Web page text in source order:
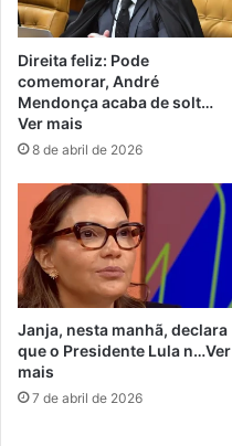
Direita feliz: Pode
comemorar, André
Mendonça acaba de solt…
Ver mais
8 de abril de 2026
Janja, nesta manhã, declara
que o Presidente Lula n…Ver
mais
7 de abril de 2026